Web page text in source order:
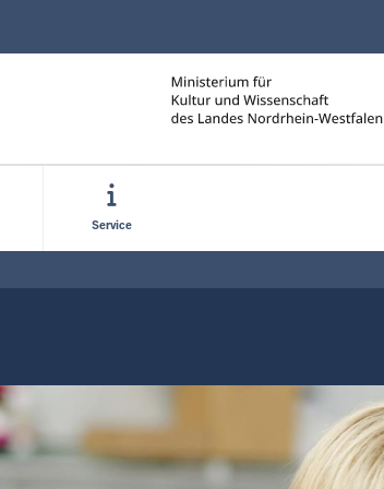
Service